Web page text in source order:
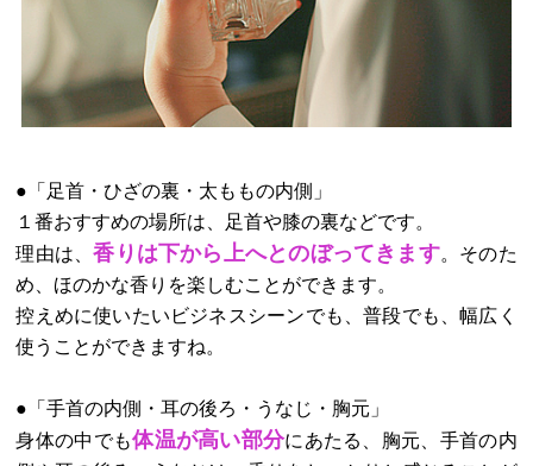
●「足首・ひざの裏・太ももの内側」
１番おすすめの場所は、足首や膝の裏などです。
理由は、香りは下から上へとのぼってきます。そのた
め、ほのかな香りを楽しむことができます。
控えめに使いたいビジネスシーンでも、普段でも、幅広く
使うことができますね。
●「手首の内側・耳の後ろ・うなじ・胸元」
身体の中でも体温が高い部分にあたる、胸元、手首の内